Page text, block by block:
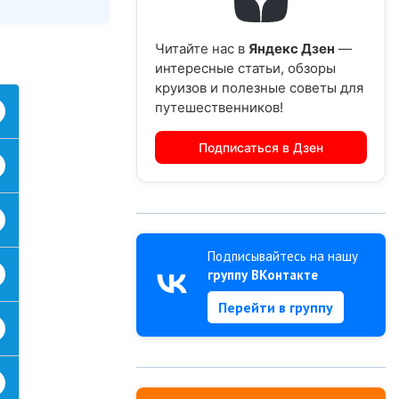
Читайте нас в Яндекс Дзен —
интересные статьи, обзоры
круизов и полезные советы для
путешественников!
Подписаться в Дзен
Подписывайтесь на нашу
группу ВКонтакте
Перейти в группу